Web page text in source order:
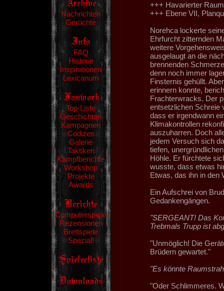
Nachrichten
Gerüchte
FAQ
Historie
Inspirationen
Lexicanum
Top-Liste
Geschichten
Kampagnen
Codizes
Galerie
Taktiken
Kampfberichte
Workshop
Projekte
Awards
Computerspiele
Rezensionen
Brettspiele
Spezial!
+++ Havarierter
+++ Ebene VII,
Norehca lockerte
Ehrfurcht zitternden
weitere
ausgelaugt an die
brennenden
denn noch immer
Finsternis gehüllt.
erinnern konnte,
Frachterwracks. Der
entsetzlichen Schreie
dass er irgendwann
Klimakontrollen
auszuharren. Doch
jedem Versuch sich
tiefen,
Höhle. Er fürchtete
wusste, dass etwas
Etwas, das ihn in den
Ein Aufschrei von
Gedankengängen.
"SERGEANT! Das
Trebmals Trupp ist
"Unmöglich! Die
Brüdern gewartet."
"Es könnte
"Oder Schlimmeres.